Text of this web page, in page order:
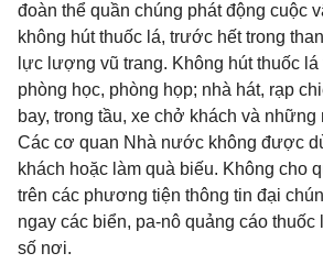
đoàn thể quần chúng phát động cuộc
không hút thuốc lá, trước hết trong
lực lượng vũ trang. Không hút thuốc
phòng học, phòng họp; nhà hát, rạp
bay, trong tầu, xe chở khách và
Các cơ quan Nhà nước không được
khách hoặc làm quà biếu. Không cho
trên các phương tiện thông tin đại
ngay các biển, pa-nô quảng cáo
số nơi.